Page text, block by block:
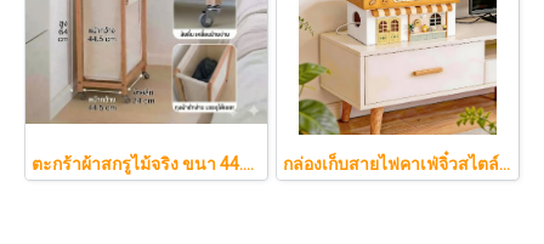
ตะกร้าผ้าสกรูไม้จริง ขนา 44.5cm รุ่น KAWA Minimalist สไตล์ญี่ปุ่นเคลื่อนที่ได้ มีล้อเลื่อน (KAWA) กล่องเก็บสายไฟคาเฟ่จิ๋วสไตล์ญี่ปุ่นมินิมอล ซ่อนเร้าเตอร์และปลั๊กไฟให้ห้องดูละมุนเหมือนยกคาเฟ่จากโตเกียวมาไว้ที่บ้าน